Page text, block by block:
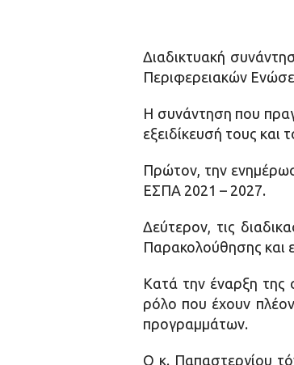
Διαδικτυακή
Περιφερειακών
Η συνάντηση που
εξειδίκευσή τους
Πρώτον, την
ΕΣΠΑ 2021 – 2027.
Δεύτερον, τις
Παρακολούθησης και
Κατά την έναρξη της
ρόλο που έχουν
προγραμμάτων.
Ο κ. Παπαστεργίου